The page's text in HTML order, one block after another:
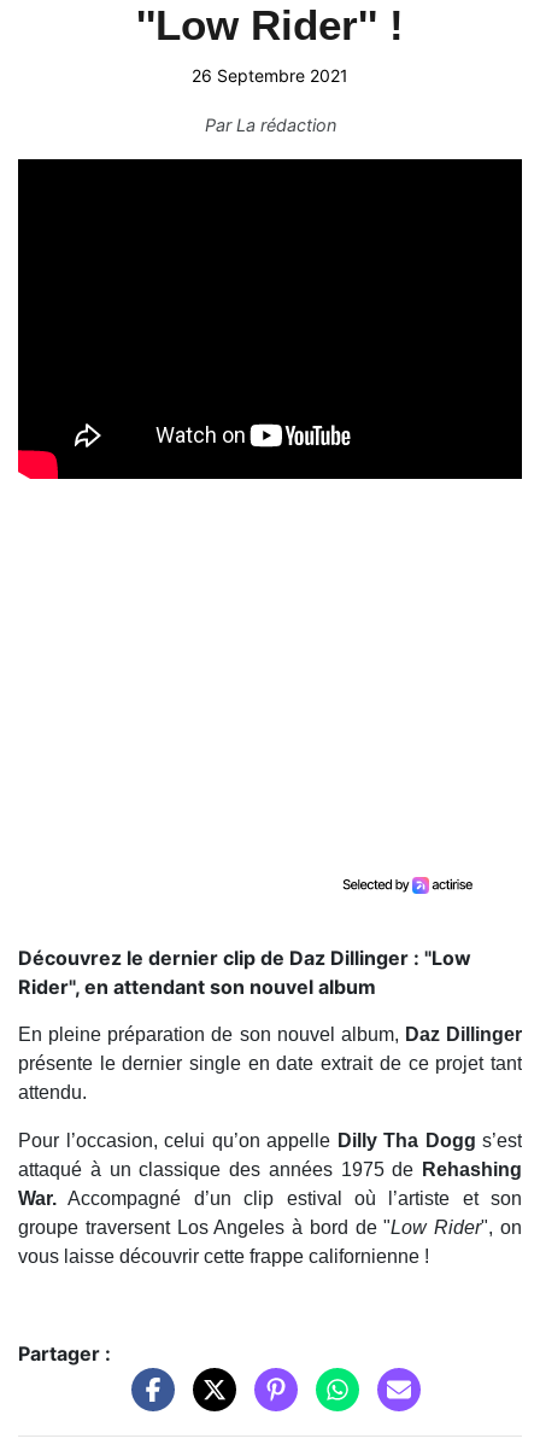
''Low Rider'' !
26 Septembre 2021
ParLa rédaction
Découvrez le dernier clip de Daz Dillinger : "Low
Rider", en attendant son nouvel album
En pleine préparation de son nouvel album, Daz Dillinger
présente le dernier single en date extrait de ce projet tant
attendu.
Pour l’occasion, celui qu’on appelle Dilly Tha Dogg s’est
attaqué à un classique des années 1975 de Rehashing
War. Accompagné d’un clip estival où l’artiste et son
groupe traversent Los Angeles à bord de "Low Rider", on
vous laisse découvrir cette frappe californienne !
Partager :